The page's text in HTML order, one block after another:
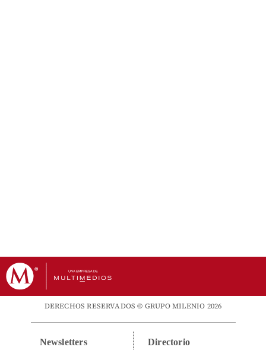
DERECHOS RESERVADOS © GRUPO MILENIO 2026
Newsletters Directorio